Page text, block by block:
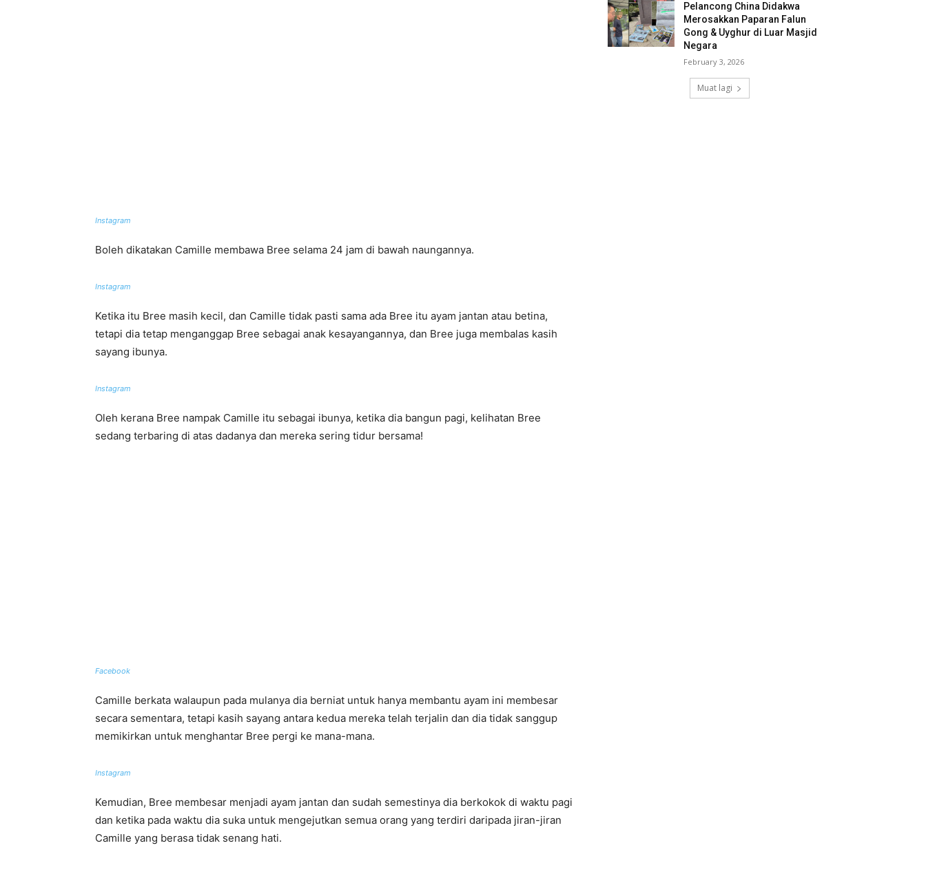
Instagram
Boleh dikatakan Camille membawa Bree selama 24 jam di bawah naungannya.
Instagram
Ketika itu Bree masih kecil, dan Camille tidak pasti sama ada Bree itu ayam jantan atau betina,
tetapi dia tetap menganggap Bree sebagai anak kesayangannya, dan Bree juga membalas kasih
sayang ibunya.
Instagram
Oleh kerana Bree nampak Camille itu sebagai ibunya, ketika dia bangun pagi, kelihatan Bree
sedang terbaring di atas dadanya dan mereka sering tidur bersama!
Facebook
Camille berkata walaupun pada mulanya dia berniat untuk hanya membantu ayam ini membesar
secara sementara, tetapi kasih sayang antara kedua mereka telah terjalin dan dia tidak sanggup
memikirkan untuk menghantar Bree pergi ke mana-mana.
Instagram
Kemudian, Bree membesar menjadi ayam jantan dan sudah semestinya dia berkokok di waktu pagi
dan ketika pada waktu dia suka untuk mengejutkan semua orang yang terdiri daripada jiran-jiran
Camille yang berasa tidak senang hati.
Pelancong China Didakwa
Merosakkan Paparan Falun
Gong & Uyghur di Luar Masjid
Negara
February 3, 2026
Muat lagi